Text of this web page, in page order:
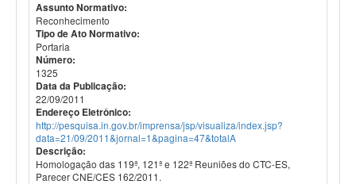
Assunto Normativo:
Reconhecimento
Tipo de Ato Normativo:
Portaria
Número:
1325
Data da Publicação:
22/09/2011
Endereço Eletrônico:
http://pesquisa.in.gov.br/imprensa/jsp/visualiza/index.jsp?
data=21/09/2011&jornal=1&pagina=47&totalA
Descrição:
Homologação das 119ª, 121ª e 122ª Reuniões do CTC-ES,
Parecer CNE/CES 162/2011.